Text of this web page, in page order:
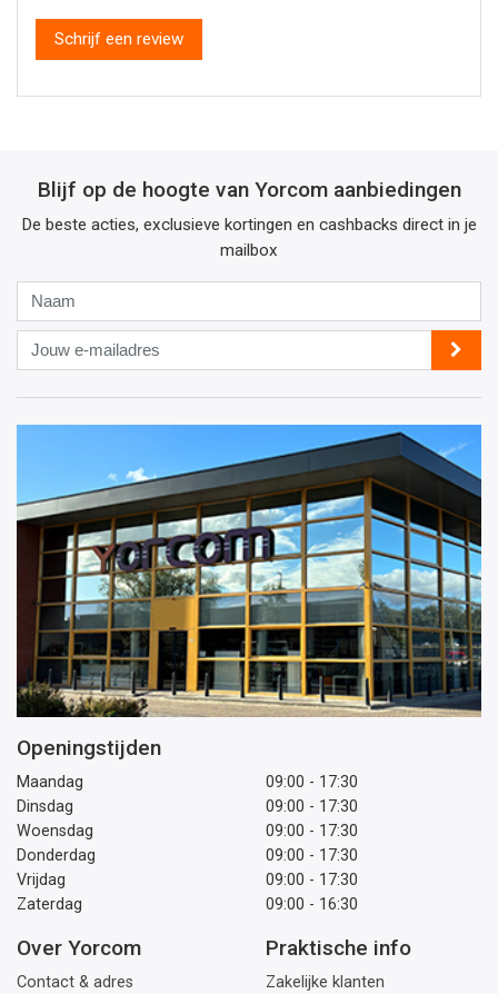
Schrijf een review
Blijf op de hoogte van Yorcom aanbiedingen
De beste acties, exclusieve kortingen en cashbacks direct in je
mailbox
Jouw
e-
mailadres
Openingstijden
Maandag
09:00 - 17:30
Dinsdag
09:00 - 17:30
Woensdag
09:00 - 17:30
Donderdag
09:00 - 17:30
Vrijdag
09:00 - 17:30
Zaterdag
09:00 - 16:30
Over Yorcom
Contact & adres
Praktische info
Zakelijke klanten